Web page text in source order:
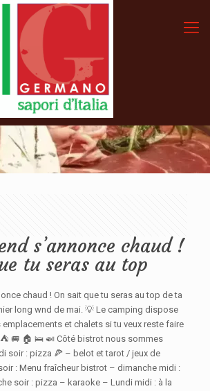
s’annonce chaud !
tu seras au top
chaud ! On sait que tu seras au top de ta
long wnd de mai. 💡 Le camping dispose
emplacements et chalets si tu veux reste faire
🚐 🏠 🛌 🍛 Côté bistrot nous sommes
soir : pizza 🍕 – belot et tarot / jeux de
: Menu fraîcheur bistrot – dimanche midi :
soir : pizza – karaoke – Lundi midi : à la